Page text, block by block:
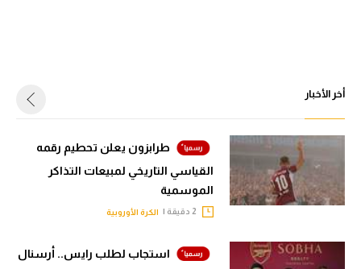
أخر الأخبار
طرابزون يعلن تحطيم رقمه
القياسي التاريخي لمبيعات التذاكر
الموسمية
الكرة الأوروبية
استجاب لطلب رايس.. أرسنال